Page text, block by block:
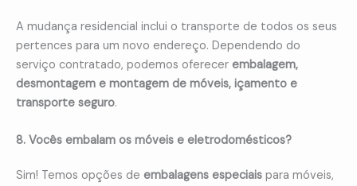
A mudança residencial inclui o transporte de todos os seus
pertences para um novo endereço. Dependendo do
serviço contratado, podemos oferecer embalagem,
desmontagem e montagem de móveis, içamento e
transporte seguro.
8. Vocês embalam os móveis e eletrodomésticos?
Sim! Temos opções de embalagens especiais para móveis,